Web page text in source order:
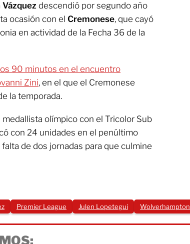
Vázquez descendió por segundo año
ocasión con el Cremonese, que cayó
en actividad de la Fecha 36 de la
90 minutos en el encuentro
Zini, en el que el Cremonese
la temporada.
olímpico con el Tricolor Sub
con 24 unidades en el penúltimo
de dos jornadas para que culmine
Premier League Julen Lopetegui Wolverhampton